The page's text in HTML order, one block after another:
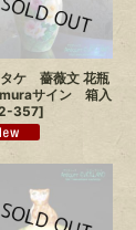
タケ 薔薇文 花瓶
サイン 箱入
357]